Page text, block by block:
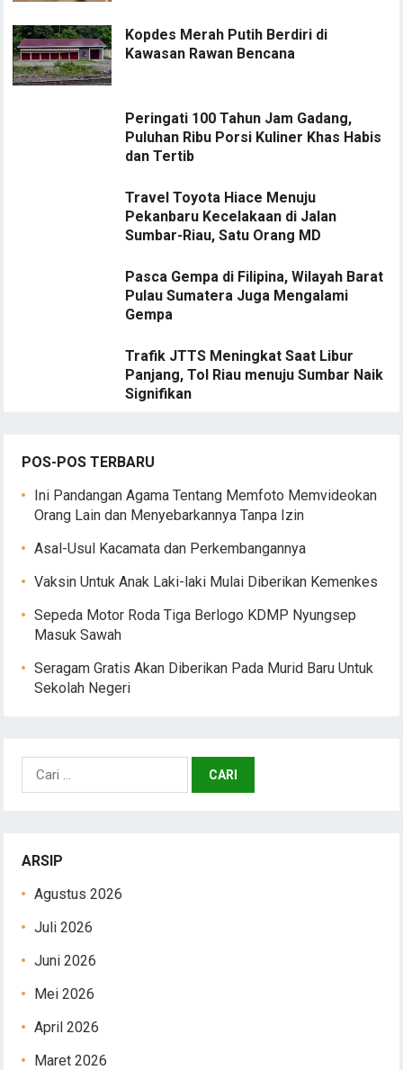
Kopdes Merah Putih Berdiri di
Kawasan Rawan Bencana
Peringati 100 Tahun Jam Gadang,
Puluhan Ribu Porsi Kuliner Khas Habis
dan Tertib
Travel Toyota Hiace Menuju
Pekanbaru Kecelakaan di Jalan
Sumbar-Riau, Satu Orang MD
Pasca Gempa di Filipina, Wilayah Barat
Pulau Sumatera Juga Mengalami
Gempa
Trafik JTTS Meningkat Saat Libur
Panjang, Tol Riau menuju Sumbar Naik
Signifikan
POS-POS TERBARU
Ini Pandangan Agama Tentang Memfoto Memvideokan
Orang Lain dan Menyebarkannya Tanpa Izin
Asal-Usul Kacamata dan Perkembangannya
Vaksin Untuk Anak Laki-laki Mulai Diberikan Kemenkes
Sepeda Motor Roda Tiga Berlogo KDMP Nyungsep
Masuk Sawah
Seragam Gratis Akan Diberikan Pada Murid Baru Untuk
Sekolah Negeri
untuk:
ARSIP
Agustus 2026
Juli 2026
Juni 2026
Mei 2026
April 2026
Maret 2026